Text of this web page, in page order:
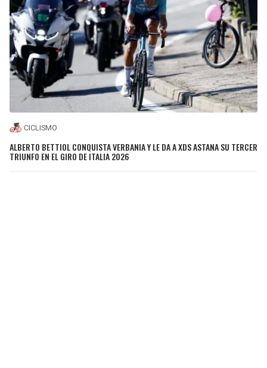
CICLISMO
ALBERTO BETTIOL CONQUISTA VERBANIA Y LE DA A XDS ASTANA SU TERCER
TRIUNFO EN EL GIRO DE ITALIA 2026